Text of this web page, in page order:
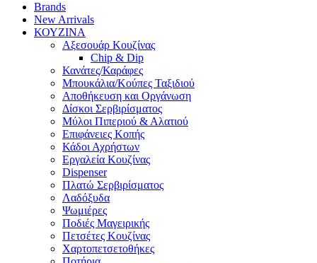
Brands
New Arrivals
ΚΟΥΖΙΝΑ
Αξεσουάρ Κουζίνας
Chip & Dip
Κανάτες/Καράφες
Μπουκάλια/Κούπες Ταξιδιού
Αποθήκευση και Οργάνωση
Δίσκοι Σερβιρίσματος
Μύλοι Πιπεριού & Αλατιού
Επιφάνειες Κοπής
Κάδοι Αχρήστων
Εργαλεία Κουζίνας
Dispenser
Πλατώ Σερβιρίσματος
Λαδόξυδα
Ψωμιέρες
Ποδιές Μαγειρικής
Πετσέτες Κουζίνας
Χαρτοπετσετοθήκες